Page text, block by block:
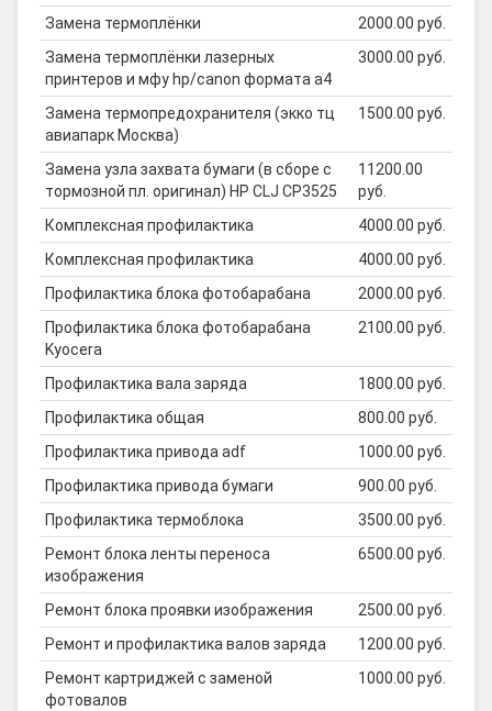
Замена термоплёнки
2000.00 руб.
Замена термоплёнки лазерных
принтеров и мфу hp/canon формата а4
3000.00 руб.
Замена термопредохранителя (экко тц
авиапарк Москва)
1500.00 руб.
Замена узла захвата бумаги (в сборе с
тормозной пл. оригинал) HP CLJ CP3525
11200.00
руб.
Комплексная профилактика
4000.00 руб.
Комплексная профилактика
4000.00 руб.
Профилактика блока фотобарабана
2000.00 руб.
Профилактика блока фотобарабана
Kyocera
2100.00 руб.
Профилактика вала заряда
1800.00 руб.
Профилактика общая
800.00 руб.
Профилактика привода adf
1000.00 руб.
Профилактика привода бумаги
900.00 руб.
Профилактика термоблока
3500.00 руб.
Ремонт блока ленты переноса
изображения
6500.00 руб.
Ремонт блока проявки изображения
2500.00 руб.
Ремонт и профилактика валов заряда
1200.00 руб.
Ремонт картриджей с заменой
фотовалов
1000.00 руб.